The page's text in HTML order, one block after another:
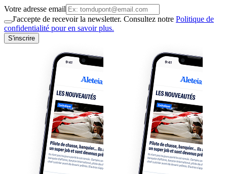
Votre adresse email
J'accepte de recevoir la newsletter. Consultez notre Politique de
confidentialité pour en savoir plus.
S'inscrire